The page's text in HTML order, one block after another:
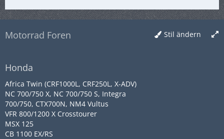
Stil ändern
Motorrad Foren
Honda
Africa Twin (CRF1000L, CRF250L, X-ADV)
NC 700/750 X, NC 700/750 S, Integra
700/750, CTX700N, NM4 Vultus
VFR 800/1200 X Crosstourer
MSX 125
CB 1100 EX/RS